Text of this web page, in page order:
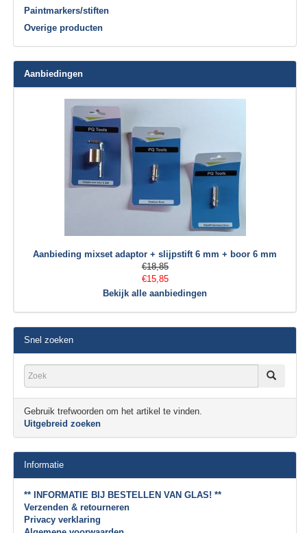
Paintmarkers/stiften
Overige producten
Aanbiedingen
Aanbieding mixset adaptor + slijpstift 6 mm + boor 6 mm
€18,85
€15,85
Bekijk alle aanbiedingen
Snel zoeken
Gebruik trefwoorden om het artikel te vinden.
Uitgebreid zoeken
Informatie
** INFORMATIE BIJ BESTELLEN VAN GLAS! **
Verzenden & retourneren
Privacy verklaring